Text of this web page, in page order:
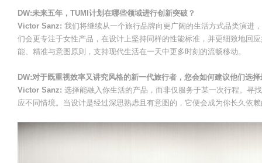
DW:未来五年，TUMI计划在哪些领域进行创新突破？
Victor Sanz: 我们将继续从一个旅行品牌向更广阔的生活方式品类演进
们会更专注于女性产品，在设计上坚持同样的性能标准，并更细致地回
能、精准与意图原则，支持现代生活在一天中更多时刻的流畅移动。
DW:对于既重视效率又讲究风格的新一代旅行者，您会如何建议他们选
Victor Sanz: 选择能融入你生活的产品，而非仅服务于某一次行程。寻
应不同情境。当设计是经过深思熟虑且有意图的，它便会成为你长久依